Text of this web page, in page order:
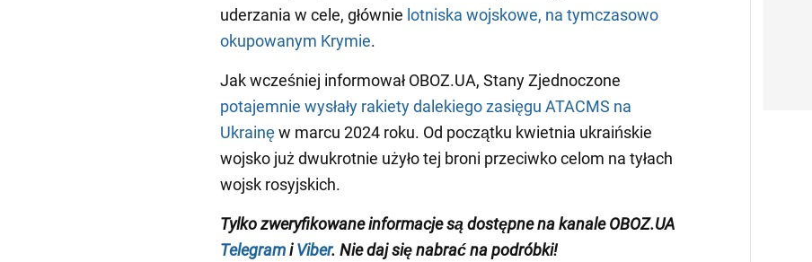
uderzania w cele, głównie lotniska wojskowe, na tymczasowo
okupowanym Krymie.
Jak wcześniej informował OBOZ.UA, Stany Zjednoczone
potajemnie wysłały rakiety dalekiego zasięgu ATACMS na
Ukrainęw marcu 2024 roku. Od początku kwietnia ukraińskie
wojsko już dwukrotnie użyło tej broni przeciwko celom na tyłach
wojsk rosyjskich.
Tylko zweryfikowane informacje są dostępne na kanale OBOZ.UA
TelegramiViber. Nie daj się nabrać na podróbki!